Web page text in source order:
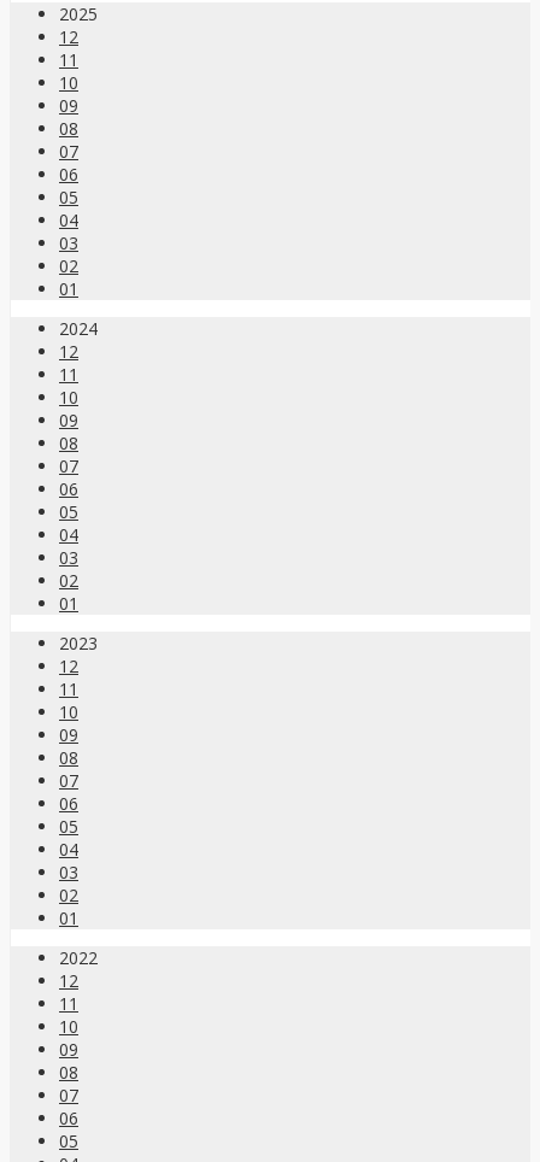
2025
12
11
10
09
08
07
06
05
04
03
02
01
2024
12
11
10
09
08
07
06
05
04
03
02
01
2023
12
11
10
09
08
07
06
05
04
03
02
01
2022
12
11
10
09
08
07
06
05